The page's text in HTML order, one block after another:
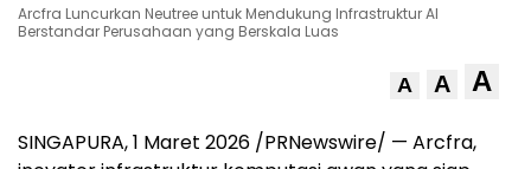
Arcfra Luncurkan Neutree untuk Mendukung Infrastruktur AI
Berstandar Perusahaan yang Berskala Luas
A A A
SINGAPURA, 1 Maret 2026 /PRNewswire/ — Arcfra,